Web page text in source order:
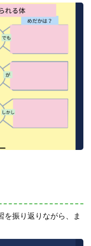
を振り返りながら、ま